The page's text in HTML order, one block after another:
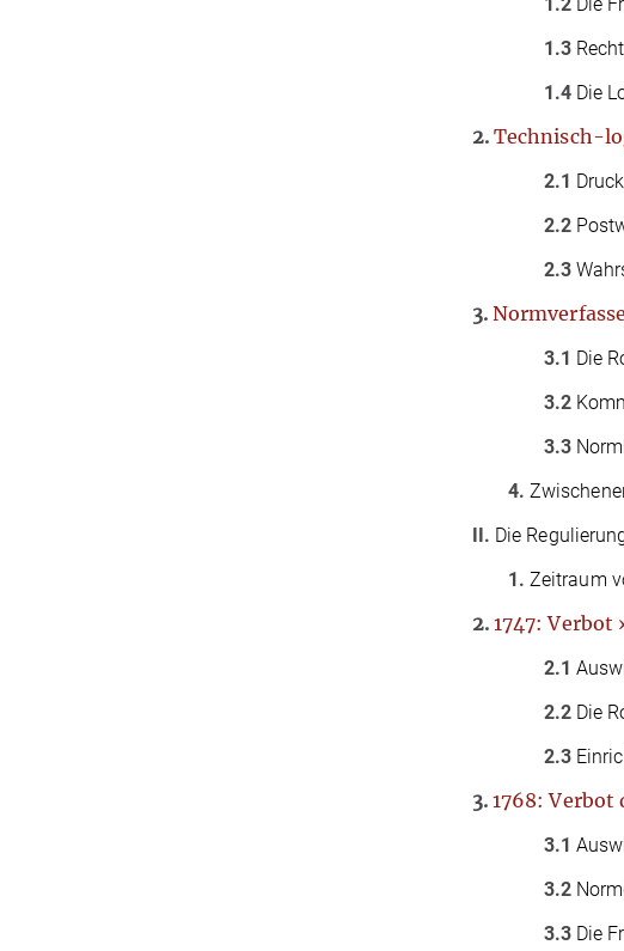
1.3
1.4Die
2.Technisch-
2.1
2.2
2.3
3.
3.1 Die
3.2
3.3
4.
II. Die
1. Zeitraum
2.1747: Verbot
2.1
2.2Die
2.3
3.1768: Verbot
3.1
3.2
3.3Die